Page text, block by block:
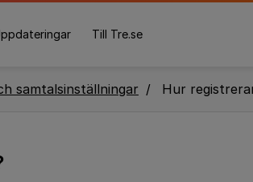
Till Tre.se
samtalsinställningar Hur